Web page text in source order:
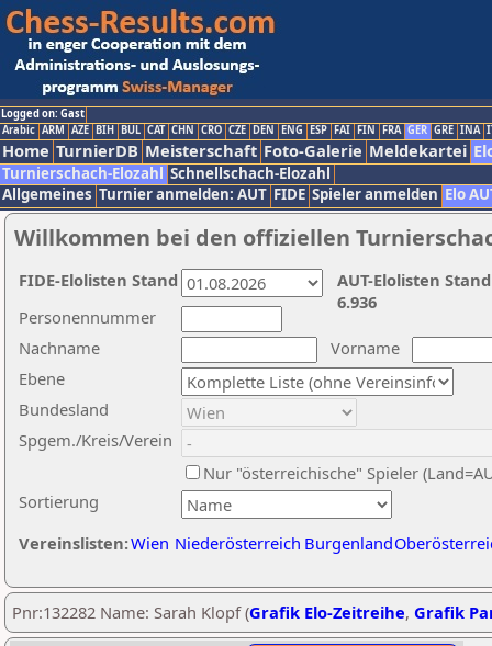
Logged on: Gast
Arabic ARM AZE BIH BUL CAT CHN CRO CZE DEN ENG ESP FAI FIN FRA GER GRE INA
Home TurnierDB Meisterschaft Foto-Galerie Meldekartei
Turnierschach-Elozahl Schnellschach-Elozahl
Allgemeines Turnier anmelden: AUT FIDE Spieler anmelden Elo
Willkommen bei den offiziellen
Nachname
Vorname
Ebene
Sortierung
Personennummer
Bundesland
Spgem./Kreis/Verein
Nur "österreichische" Spieler
Vereinslisten:Wien Niederösterreich Burgenland
AUT-Elolisten
6.936
FIDE-Elolisten Stand
Pnr:132282 Name: Sarah Klopf (Grafik Elo-Zeitreihe, Grafik